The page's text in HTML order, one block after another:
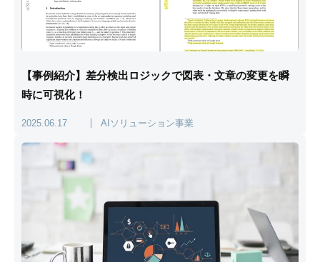
【事例紹介】差分検出ロジックで図表・文章の変更を瞬
時に可視化！
2025.06.17 AIソリューション事業